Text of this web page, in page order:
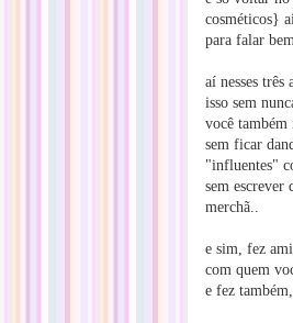
cosméticos}
para falar
aí nesses três
isso sem
você
sem ficar
"influentes"
sem escrever
merchã..
e sim, fez
com quem
e fez